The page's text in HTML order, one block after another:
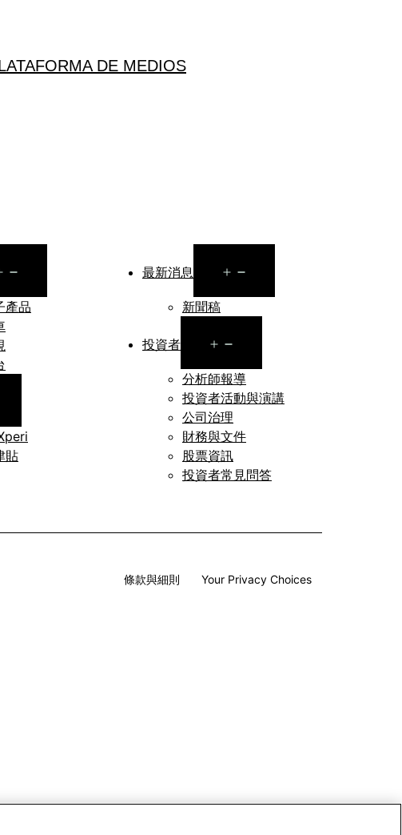
DE MEDIOS
menu
產品
貼
最新消息
menu
新聞稿
投資者
menu
分析師報導
投資者活動與演講
公司治理
財務與文件
股票資訊
投資者常見問答
條款與細則 Your Privacy Choices